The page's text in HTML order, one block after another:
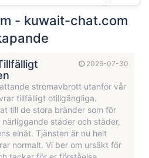
- kuwait-chat.com
2026-07-30
strömavbrott utanför vår
tillfälligt otillgängliga.
till de stora bränder som för
städer och städer,
elnät. Tjänsten är nu helt
normalt. Vi ber om ursäkt för